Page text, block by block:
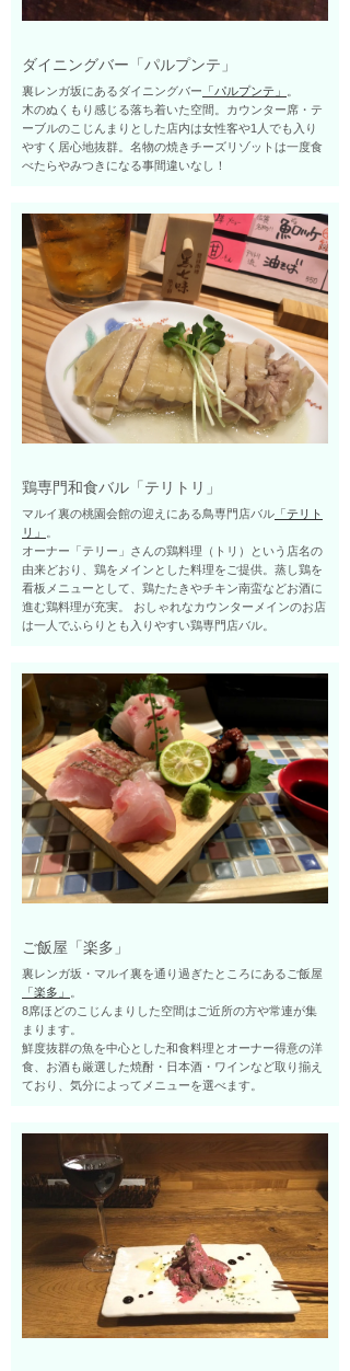
ダイニングバー「パルプンテ」
裏レンガ坂にあるダイニングバー 「パルプンテ」
木のぬくもり感じる落ち着いた空間。カウンター席・テ
ーブルのこじんまりとした店内は女性客や1人でも入り
やすく居心地抜群。名物の焼きチーズリゾットは一度食
べたらやみつきになる事間違いなし！
鶏専門和食バル「テリトリ」
マルイ裏の桃園会館の迎えにある鳥専門店バル 「テリト
リ」
オーナー「テリー」さんの鶏料理（トリ）という店名の
由来どおり、鶏をメインとした料理をご提供。蒸し鶏を
看板メニューとして、鶏たたきやチキン南蛮などお酒に
進む鶏料理が充実。 おしゃれなカウンターメインのお店
は一人でふらりとも入りやすい鶏専門店バル。
ご飯屋「楽多」
裏レンガ坂・マルイ裏を通り過ぎたところにあるご飯屋
「楽多」
8席ほどのこじんまりした空間はご近所の方や常連が集
まります。
鮮度抜群の魚を中心とした和食料理とオーナー得意の洋
食、お酒も厳選した焼酎・日本酒・ワインなど取り揃え
ており、気分によってメニューを選べます。